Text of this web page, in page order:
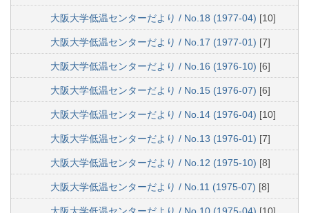
大阪大学低温センターだより / No.18 (1977-04) [10]
大阪大学低温センターだより / No.17 (1977-01) [7]
大阪大学低温センターだより / No.16 (1976-10) [6]
大阪大学低温センターだより / No.15 (1976-07) [6]
大阪大学低温センターだより / No.14 (1976-04) [10]
大阪大学低温センターだより / No.13 (1976-01) [7]
大阪大学低温センターだより / No.12 (1975-10) [8]
大阪大学低温センターだより / No.11 (1975-07) [8]